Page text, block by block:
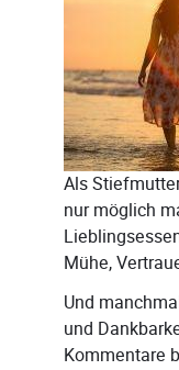
Als
nur möglich
Mühe,
Und
und
Kommentare